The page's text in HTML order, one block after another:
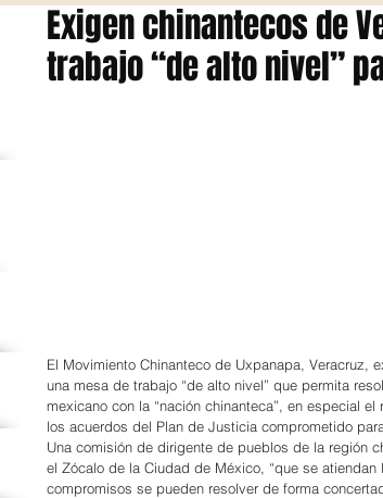
Exigen chinantecos de
trabajo “de alto nivel”
El Movimiento Chinanteco de Uxpanapa, Veracruz,
una mesa de trabajo “de alto nivel” que permita
mexicano con la “nación chinanteca”, en especial
los acuerdos del Plan de Justicia comprometido
Una comisión de dirigente de pueblos de la región
el Zócalo de la Ciudad de México, “que se
compromisos se pueden resolver de forma